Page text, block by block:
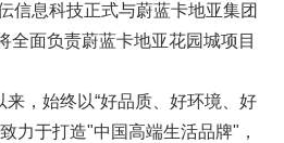
息科技正式与蔚蓝卡地亚集团
全面负责蔚蓝卡地亚花园城项目
，始终以“好品质、好环境、好
力于打造"中国高端生活品牌"，